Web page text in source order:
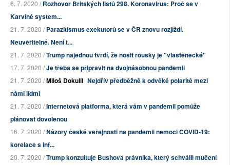
6. 7. 2020 /Rozhovor Britských listů 298. Koronavirus: Proč se v
Karviné system...
21. 7. 2020 /Parazitismus exekutorů se v ČR znovu rozjíždí.
Neuvěřitelné. Není t...
21. 7. 2020 /Trump najednou tvrdí, že nosit roušky je "vlastenecké"
17. 7. 2020 /Je třeba se připravit na dvojnásobnou pandemii
21. 7. 2020 /Miloš Dokulil Nejdřív předběžně k odvěké polaritě mezi
námi lidmi
21. 7. 2020 /Internetová platforma, která vám v pandemii pomůže
plánovat dovolenou
16. 7. 2020 /Názory české veřejnosti na pandemii nemoci COVID-19:
korelace s inf...
20. 7. 2020 /Trump konzultuje Bushova právníka, který schválil mučení